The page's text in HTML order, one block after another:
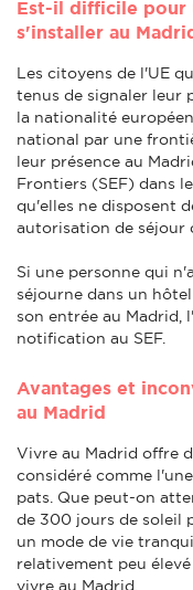
Est-il difficile pour
s'installer au
Les citoyens de l'UE
tenus de signaler leur
la nationalité
national par une
leur présence au
Frontiers (SEF) dans
qu'elles ne disposent
autorisation de séjour
Si une personne qui
séjourne dans un
son entrée au Madrid,
notification au SEF.
Avantages et
au Madrid
Vivre au Madrid offre
considéré comme
pats. Que peut-on
de 300 jours de soleil
un mode de vie
relativement peu
vivre au Madrid.